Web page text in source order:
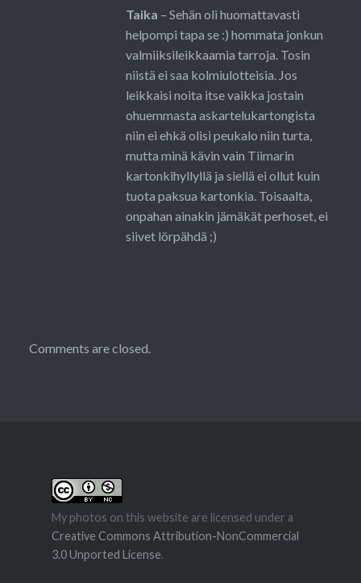
Taika – Sehän oli huomattavasti
helpompi tapa se :) hommata jonkun
valmiiksileikkaamia tarroja. Tosin
niistä ei saa kolmiulotteisia. Jos
leikkaisi noita itse vaikka jostain
ohuemmasta askartelukartongista
niin ei ehkä olisi peukalo niin turta,
mutta minä kävin vain Tiimarin
kartonkihyllyllä ja siellä ei ollut kuin
tuota paksua kartonkia. Toisaalta,
onpahan ainakin jämäkät perhoset, ei
siivet lörpähdä ;)
Comments are closed.
My photos on this website are licensed under a
Creative Commons Attribution-NonCommercial
3.0 Unported License.